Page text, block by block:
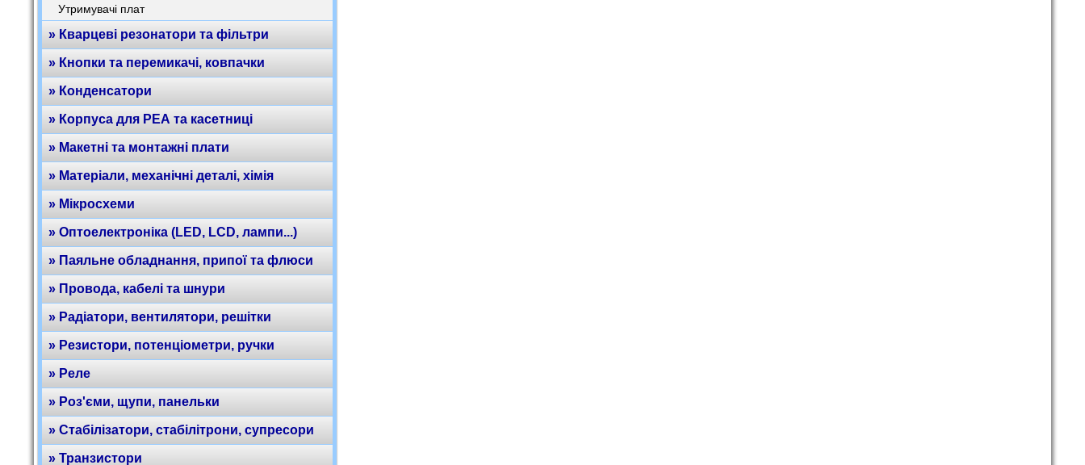
Утримувачі плат
» Кварцеві резонатори та фільтри
» Кнопки та перемикачі, ковпачки
» Конденсатори
» Корпуса для РЕА та касетниці
» Макетні та монтажні плати
» Матеріали, механічні деталі, хімія
» Мікросхеми
» Оптоелектроніка (LED, LCD, лампи...)
» Паяльне обладнання, припої та флюси
» Провода, кабелі та шнури
» Радіатори, вентилятори, решітки
» Резистори, потенціометри, ручки
» Реле
» Роз'єми, щупи, панельки
» Стабілізатори, стабілітрони, супресори
» Транзистори